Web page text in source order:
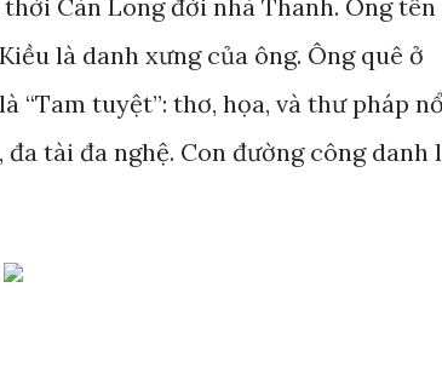
Càn Long đời nhà Thanh. Ông tên
là danh xưng của ông. Ông quê ở
“Tam tuyệt”: thơ, họa, và thư pháp
tài đa nghệ. Con đường công danh